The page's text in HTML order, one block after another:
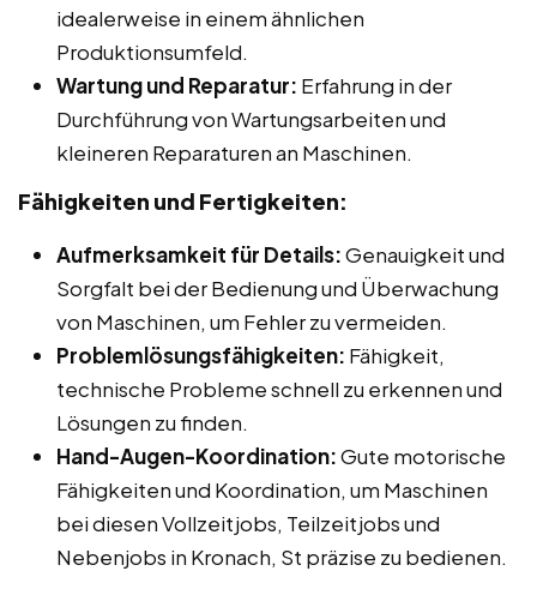
idealerweise in einem ähnlichen
Produktionsumfeld.
Wartung und Reparatur: Erfahrung in der
Durchführung von Wartungsarbeiten und
kleineren Reparaturen an Maschinen.
Fähigkeiten und Fertigkeiten:
Aufmerksamkeit für Details:Genauigkeit und
Sorgfalt bei der Bedienung und Überwachung
von Maschinen, um Fehler zu vermeiden.
Problemlösungsfähigkeiten: Fähigkeit,
technische Probleme schnell zu erkennen und
Lösungen zu finden.
Hand-Augen-Koordination:Gute motorische
Fähigkeiten und Koordination, um Maschinen
bei diesen Vollzeitjobs, Teilzeitjobs und
Nebenjobs in Kronach, St präzise zu bedienen.